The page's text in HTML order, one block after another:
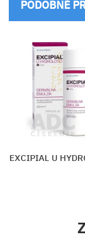
PODOBNÉ
EXCIPIAL U